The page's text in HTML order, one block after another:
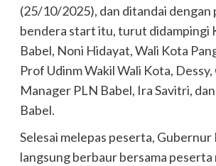
(25/10/2025), dan ditandai dengan
bendera start itu, turut didampingi
Babel, Noni Hidayat, Wali Kota
Prof Udinm Wakil Wali Kota,
Manager PLN Babel, Ira Savitri,
Babel.
Selesai melepas peserta, Gubernur
langsung berbaur bersama